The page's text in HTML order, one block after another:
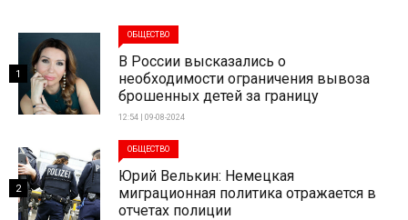
ОБЩЕСТВО
В России высказались о
необходимости ограничения вывоза
брошенных детей за границу
12:54 | 09-08-2024
1
ОБЩЕСТВО
Юрий Велькин: Немецкая
миграционная политика отражается в
отчетах полиции
2